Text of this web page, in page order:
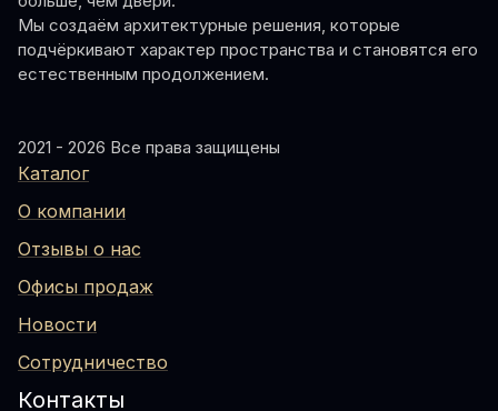
Мы создаём архитектурные решения, которые
подчёркивают характер пространства и становятся его
естественным продолжением.
2021 - 2026 Все права защищены
Каталог
О компании
Отзывы о нас
Офисы продаж
Новости
Сотрудничество
Контакты